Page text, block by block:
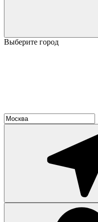
Выберите город